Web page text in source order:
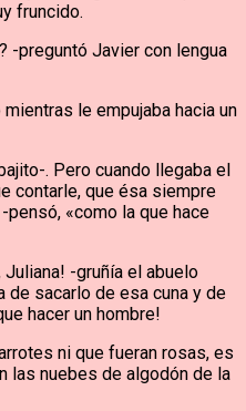
fruncido.
-preguntó Javier con lengua
le empujaba hacia un
. Pero cuando llegaba el
contarle, que ésa siempre
pensó, «como la que hace
-gruñía el abuelo
de sacarlo de esa cuna y de
hacer un hombre!
ni que fueran rosas, es
las nuebes de algodón de la